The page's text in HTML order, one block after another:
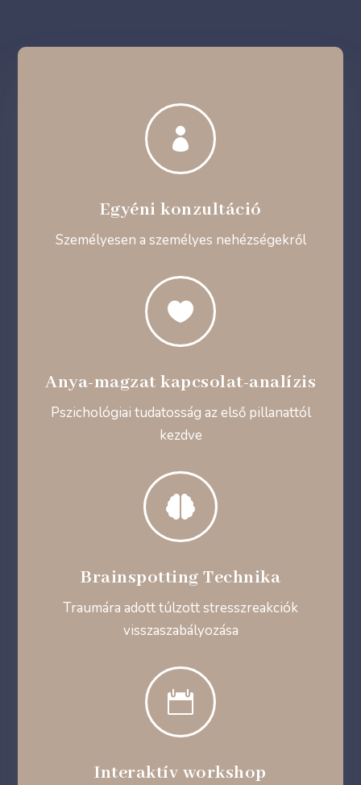

Egyéni konzultáció
Személyesen a személyes nehézségekről

Anya-magzat kapcsolat-analízis
Pszichológiai tudatosság az első pillanattól
kezdve

Brainspotting Technika
Traumára adott túlzott stresszreakciók
visszaszabályozása

Interaktív workshop